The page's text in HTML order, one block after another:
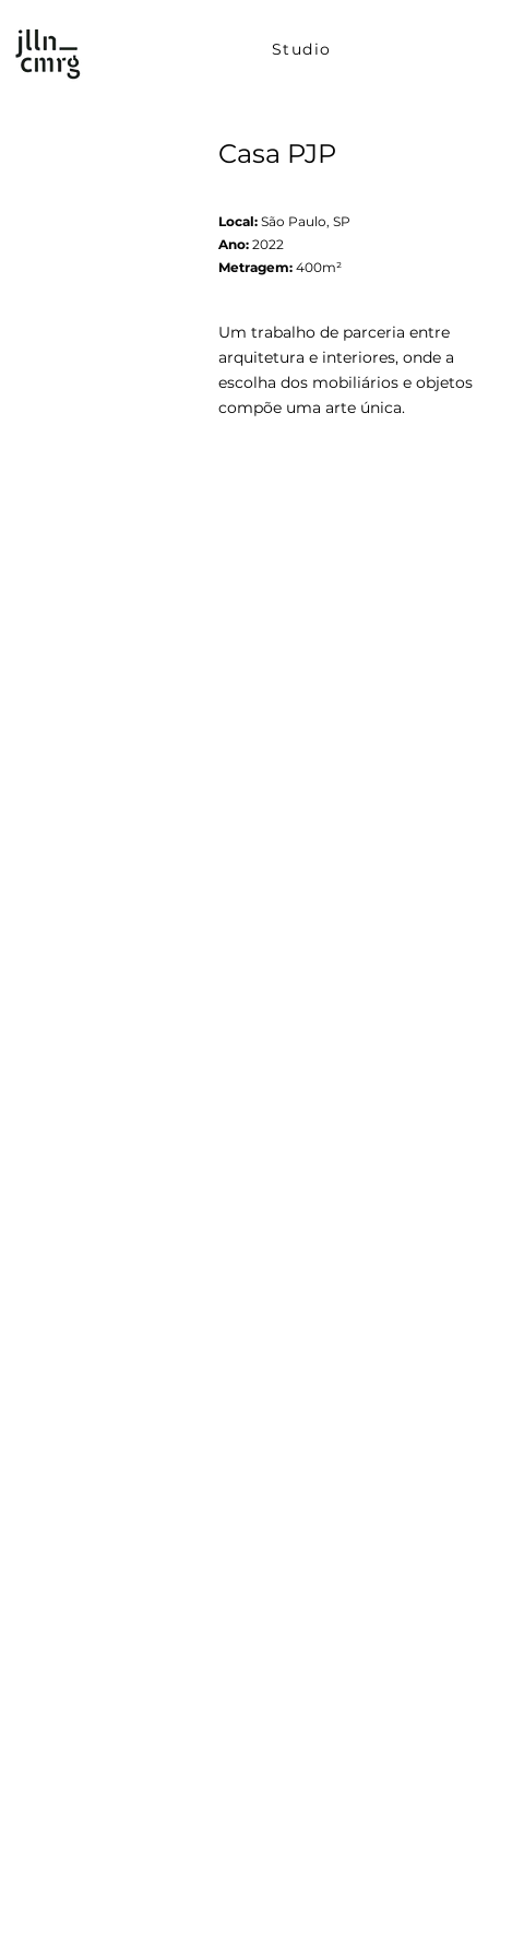
Studio
Casa PJP
Local: São Paulo, SP
Ano: 2022
Metragem: 400m²
Um trabalho de parceria entre
arquitetura e interiores, onde a
escolha dos mobiliários e objetos
compõe uma arte única.